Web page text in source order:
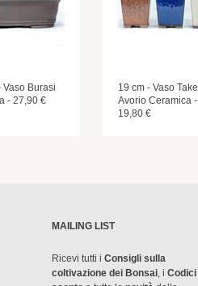
Vaso Burasi
- 27,90 €
19 cm - Vaso Take
Avorio Ceramica -
19,80 €
MAILING LIST
Ricevi tutti i Consigli sulla
coltivazione dei Bonsai, i Codici